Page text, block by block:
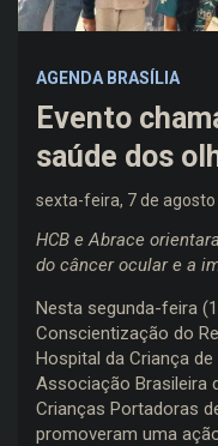
AGENDA BRASÍLIA
Evento
saúde dos
sexta-feira, 7 de agosto
HCB e Abrace
do câncer ocular e a
Nesta segunda-feira
Conscientização do
Hospital da Criança
Associação Brasileira
Crianças Portadoras
promoveram uma